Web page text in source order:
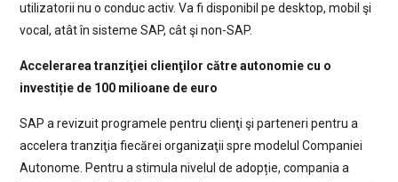
utilizatorii nu o conduc activ. Va fi disponibil pe desktop, mobil şi
vocal, atât în sisteme SAP, cât şi non-SAP.
Accelerarea tranziţiei clienţilor către autonomie cu o
investiție de 100 milioane de euro
SAP a revizuit programele pentru clienţi şi parteneri pentru a
accelera tranziţia fiecărei organizaţii spre modelul Companiei
Autonome. Pentru a stimula nivelul de adopție, compania a